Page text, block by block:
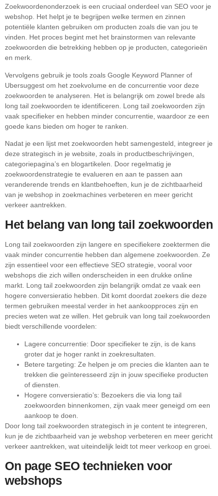
Zoekwoordenonderzoek is een cruciaal onderdeel van SEO voor je
webshop. Het helpt je te begrijpen welke termen en zinnen
potentiële klanten gebruiken om producten zoals die van jou te
vinden. Het proces begint met het brainstormen van relevante
zoekwoorden die betrekking hebben op je producten, categorieën
en merk.
Vervolgens gebruik je tools zoals Google Keyword Planner of
Ubersuggest om het zoekvolume en de concurrentie voor deze
zoekwoorden te analyseren. Het is belangrijk om zowel brede als
long tail zoekwoorden te identificeren. Long tail zoekwoorden zijn
vaak specifieker en hebben minder concurrentie, waardoor ze een
goede kans bieden om hoger te ranken.
Nadat je een lijst met zoekwoorden hebt samengesteld, integreer je
deze strategisch in je website, zoals in productbeschrijvingen,
categoriepagina’s en blogartikelen. Door regelmatig je
zoekwoordenstrategie te evalueren en aan te passen aan
veranderende trends en klantbehoeften, kun je de zichtbaarheid
van je webshop in zoekmachines verbeteren en meer gericht
verkeer aantrekken.
Het belang van long tail zoekwoorden
Long tail zoekwoorden zijn langere en specifiekere zoektermen die
vaak minder concurrentie hebben dan algemene zoekwoorden. Ze
zijn essentieel voor een effectieve SEO strategie, vooral voor
webshops die zich willen onderscheiden in een drukke online
markt. Long tail zoekwoorden zijn belangrijk omdat ze vaak een
hogere conversieratio hebben. Dit komt doordat zoekers die deze
termen gebruiken meestal verder in het aankoopproces zijn en
precies weten wat ze willen. Het gebruik van long tail zoekwoorden
biedt verschillende voordelen:
Lagere concurrentie: Door specifieker te zijn, is de kans
groter dat je hoger rankt in zoekresultaten.
Betere targeting: Ze helpen je om precies die klanten aan te
trekken die geïnteresseerd zijn in jouw specifieke producten
of diensten.
Hogere conversieratio’s: Bezoekers die via long tail
zoekwoorden binnenkomen, zijn vaak meer geneigd om een
aankoop te doen.
Door long tail zoekwoorden strategisch in je content te integreren,
kun je de zichtbaarheid van je webshop verbeteren en meer gericht
verkeer aantrekken, wat uiteindelijk leidt tot meer verkoop en groei.
On page SEO technieken voor
webshops